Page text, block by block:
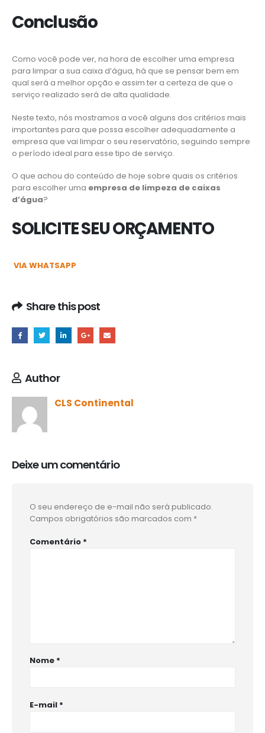
Conclusão
Como você pode ver, na hora de escolher uma empresa
para limpar a sua caixa d’água, há que se pensar bem em
qual será a melhor opção e assim ter a certeza de que o
serviço realizado será de alta qualidade.
Neste texto, nós mostramos a você alguns dos critérios mais
importantes para que possa escolher adequadamente a
empresa que vai limpar o seu reservatório, seguindo sempre
o período ideal para esse tipo de serviço.
O que achou do conteúdo de hoje sobre quais os critérios
para escolher uma empresa de limpeza de caixas
d’água?
SOLICITE SEU ORÇAMENTO
VIA WHATSAPP
Share this post
Author
CLS Continental
Deixe um comentário
O seu endereço de e-mail não será publicado.
Campos obrigatórios são marcados com *
Comentário *
Nome *
E-mail *